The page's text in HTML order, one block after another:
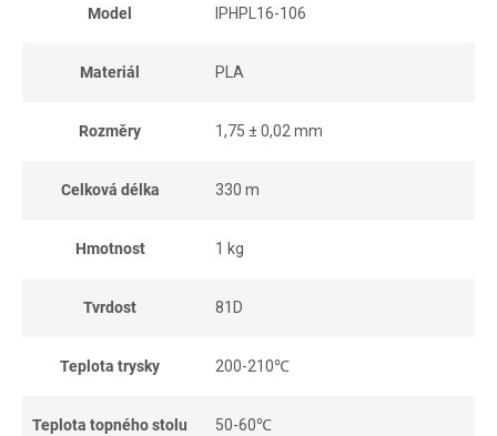
Model IPHPL16-106
Materiál PLA
Rozměry 1,75 ± 0,02 mm
Celková délka 330 m
Hmotnost 1 kg
Tvrdost 81D
Teplota trysky 200-210℃
Teplota topného stolu 50-60℃